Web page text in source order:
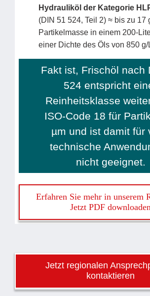
Hydrauliköl der Kategorie
(DIN 51 524, Teil 2) ≈ bis zu 17
Partikelmasse in einem 200-
einer Dichte des Öls von 850 g/
Fakt ist, Frischöl nach
524 entspricht
Reinheitsklasse
ISO-Code 18 für
µm und ist damit für
technische
nicht geeignet.
Erfahren Sie mehr in unserem
Jetzt PDF downloaden
Jetzt regionalen
kontaktieren